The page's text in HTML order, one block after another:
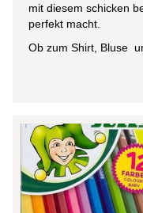
mit diesem schicken
perfekt macht.
Ob zum Shirt, Bluse